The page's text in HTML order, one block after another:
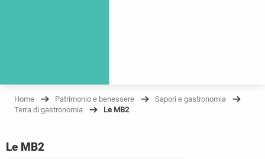
Home Patrimonio e benessere
Sapori e gastronomia
Terra di gastronomia
Le MB2
Le MB2